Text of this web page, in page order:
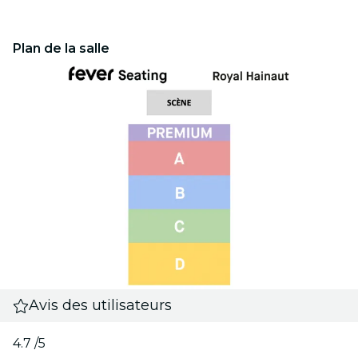
Plan de la salle
Avis des utilisateurs
4.7 /5